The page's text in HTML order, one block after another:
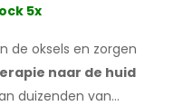
5x
de oksels en zorgen
naar de huid
duizenden van